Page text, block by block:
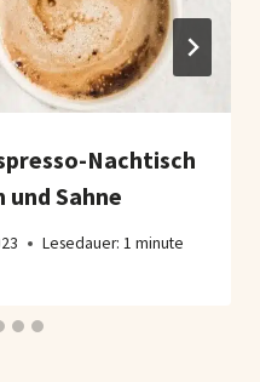
Nachtisch
Sahne
Lesedauer: 1minute